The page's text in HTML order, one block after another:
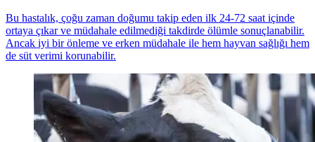
Bu hastalık, çoğu zaman doğumu takip eden ilk 24-72 saat içinde
ortaya çıkar ve müdahale edilmediği takdirde ölümle sonuçlanabilir.
Ancak iyi bir önleme ve erken müdahale ile hem hayvan sağlığı hem
de süt verimi korunabilir.